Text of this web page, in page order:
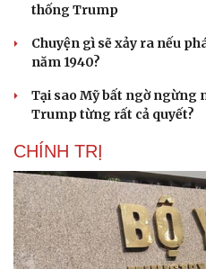
thống Trump
Chuyện gì sẽ xảy ra nếu
năm 1940?
Tại sao Mỹ bất ngờ ngừng
Trump từng rất cả quyết?
CHÍNH TRỊ